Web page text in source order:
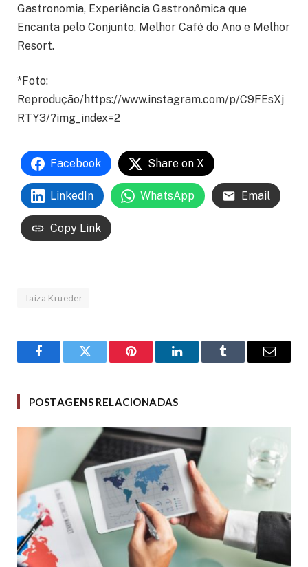
Gastronomia, Experiência Gastronômica que
Encanta pelo Conjunto, Melhor Café do Ano e Melhor
Resort.
*Foto:
Reprodução/https://www.instagram.com/p/C9FEsXj
RTY3/?img_index=2
Facebook Share on X
LinkedIn WhatsApp Email
Copy Link
Taiza Krueder
FacebookTwitter Pinterest LinkedInTumblr Email
POSTAGENS RELACIONADAS